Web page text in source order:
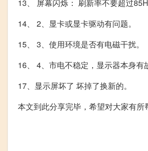
13、 屏幕闪烁： 刷新率不要超过
14、 2、显卡或显卡驱动有问题。
15、 3、使用环境是否有电磁干扰。
16、 4、市电不稳定，显示器本身有
17、显示屏坏了 坏掉了换新的。
本文到此分享完毕，希望对大家有所